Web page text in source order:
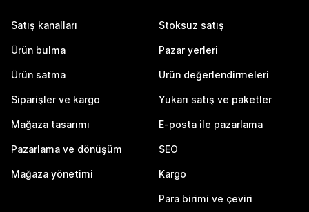
Satış kanalları
Ürün bulma
Ürün satma
Siparişler ve kargo
Mağaza tasarımı
Pazarlama ve dönüşüm
Mağaza yönetimi
Stoksuz satış
Pazar yerleri
Ürün değerlendirmeleri
Yukarı satış ve paketler
E-posta ile pazarlama
SEO
Kargo
Para birimi ve çeviri